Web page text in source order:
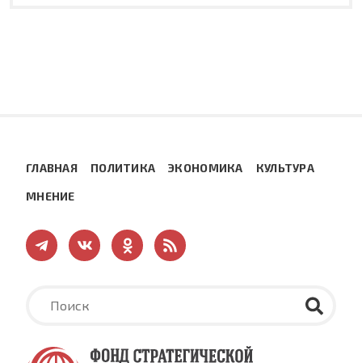
ГЛАВНАЯ ПОЛИТИКА ЭКОНОМИКА КУЛЬТУРА
МНЕНИЕ